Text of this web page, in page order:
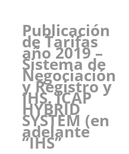
Publicación
de Tarifas
año 2019 –
Sistema de
Negociación
y Registro y
IHS. ICAP
HYBRID
SYSTEM (en
adelante
“IHS”